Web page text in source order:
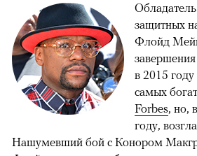
защитных
Флойд
в 2015
самых
Forbes, но,
году,
Нашумевший бой с Конором